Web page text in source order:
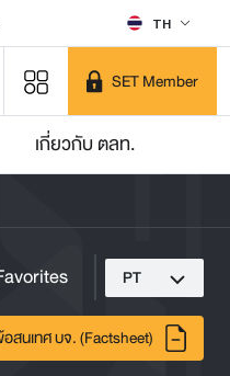
TH
SET Member
เกี่ยวกับ ตลท.
PT
สนเทศ บจ. (Factsheet)